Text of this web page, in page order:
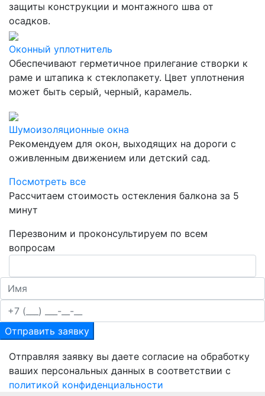
защиты конструкции и монтажного шва от
осадков.
Оконный уплотнитель
Обеспечивают герметичное прилегание створки к
раме и штапика к стеклопакету. Цвет уплотнения
может быть серый, черный, карамель.
Шумоизоляционные окна
Рекомендуем для окон, выходящих на дороги с
оживленным движением или детский сад.
Посмотреть все
Рассчитаем стоимость остекления балкона за 5
минут
Перезвоним и проконсультируем по всем
вопросам
Отправить заявку
Отправляя заявку вы даете согласие на обработку
ваших персональных данных в соответствии с
политикой конфиденциальности